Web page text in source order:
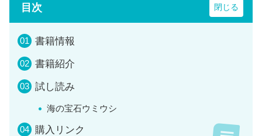
目次
書籍情報
書籍紹介
試し読み
海の宝石ウミウシ
購入リンク